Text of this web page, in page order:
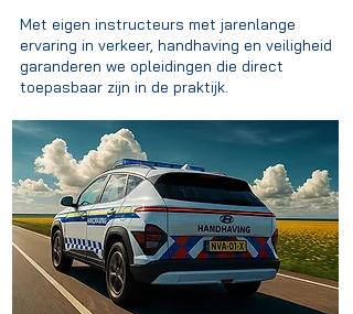
Met eigen instructeurs met jarenlange
ervaring in verkeer, handhaving en veiligheid
garanderen we opleidingen die direct
toepasbaar zijn in de praktijk.